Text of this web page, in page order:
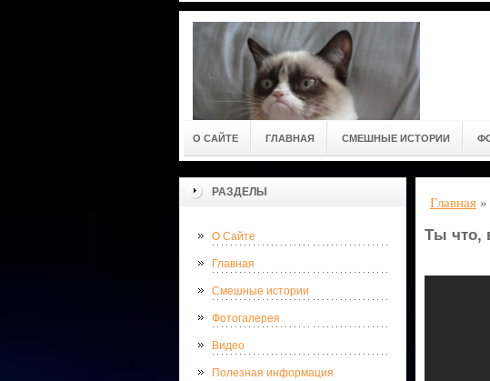
О САЙТЕ ГЛАВНАЯ СМЕШНЫЕ ИСТОРИИ
РАЗДЕЛЫ
О Сайте
Главная
Смешные истории
Фотогалерея
Видео
Полезная информация
Главная »
Ты что,